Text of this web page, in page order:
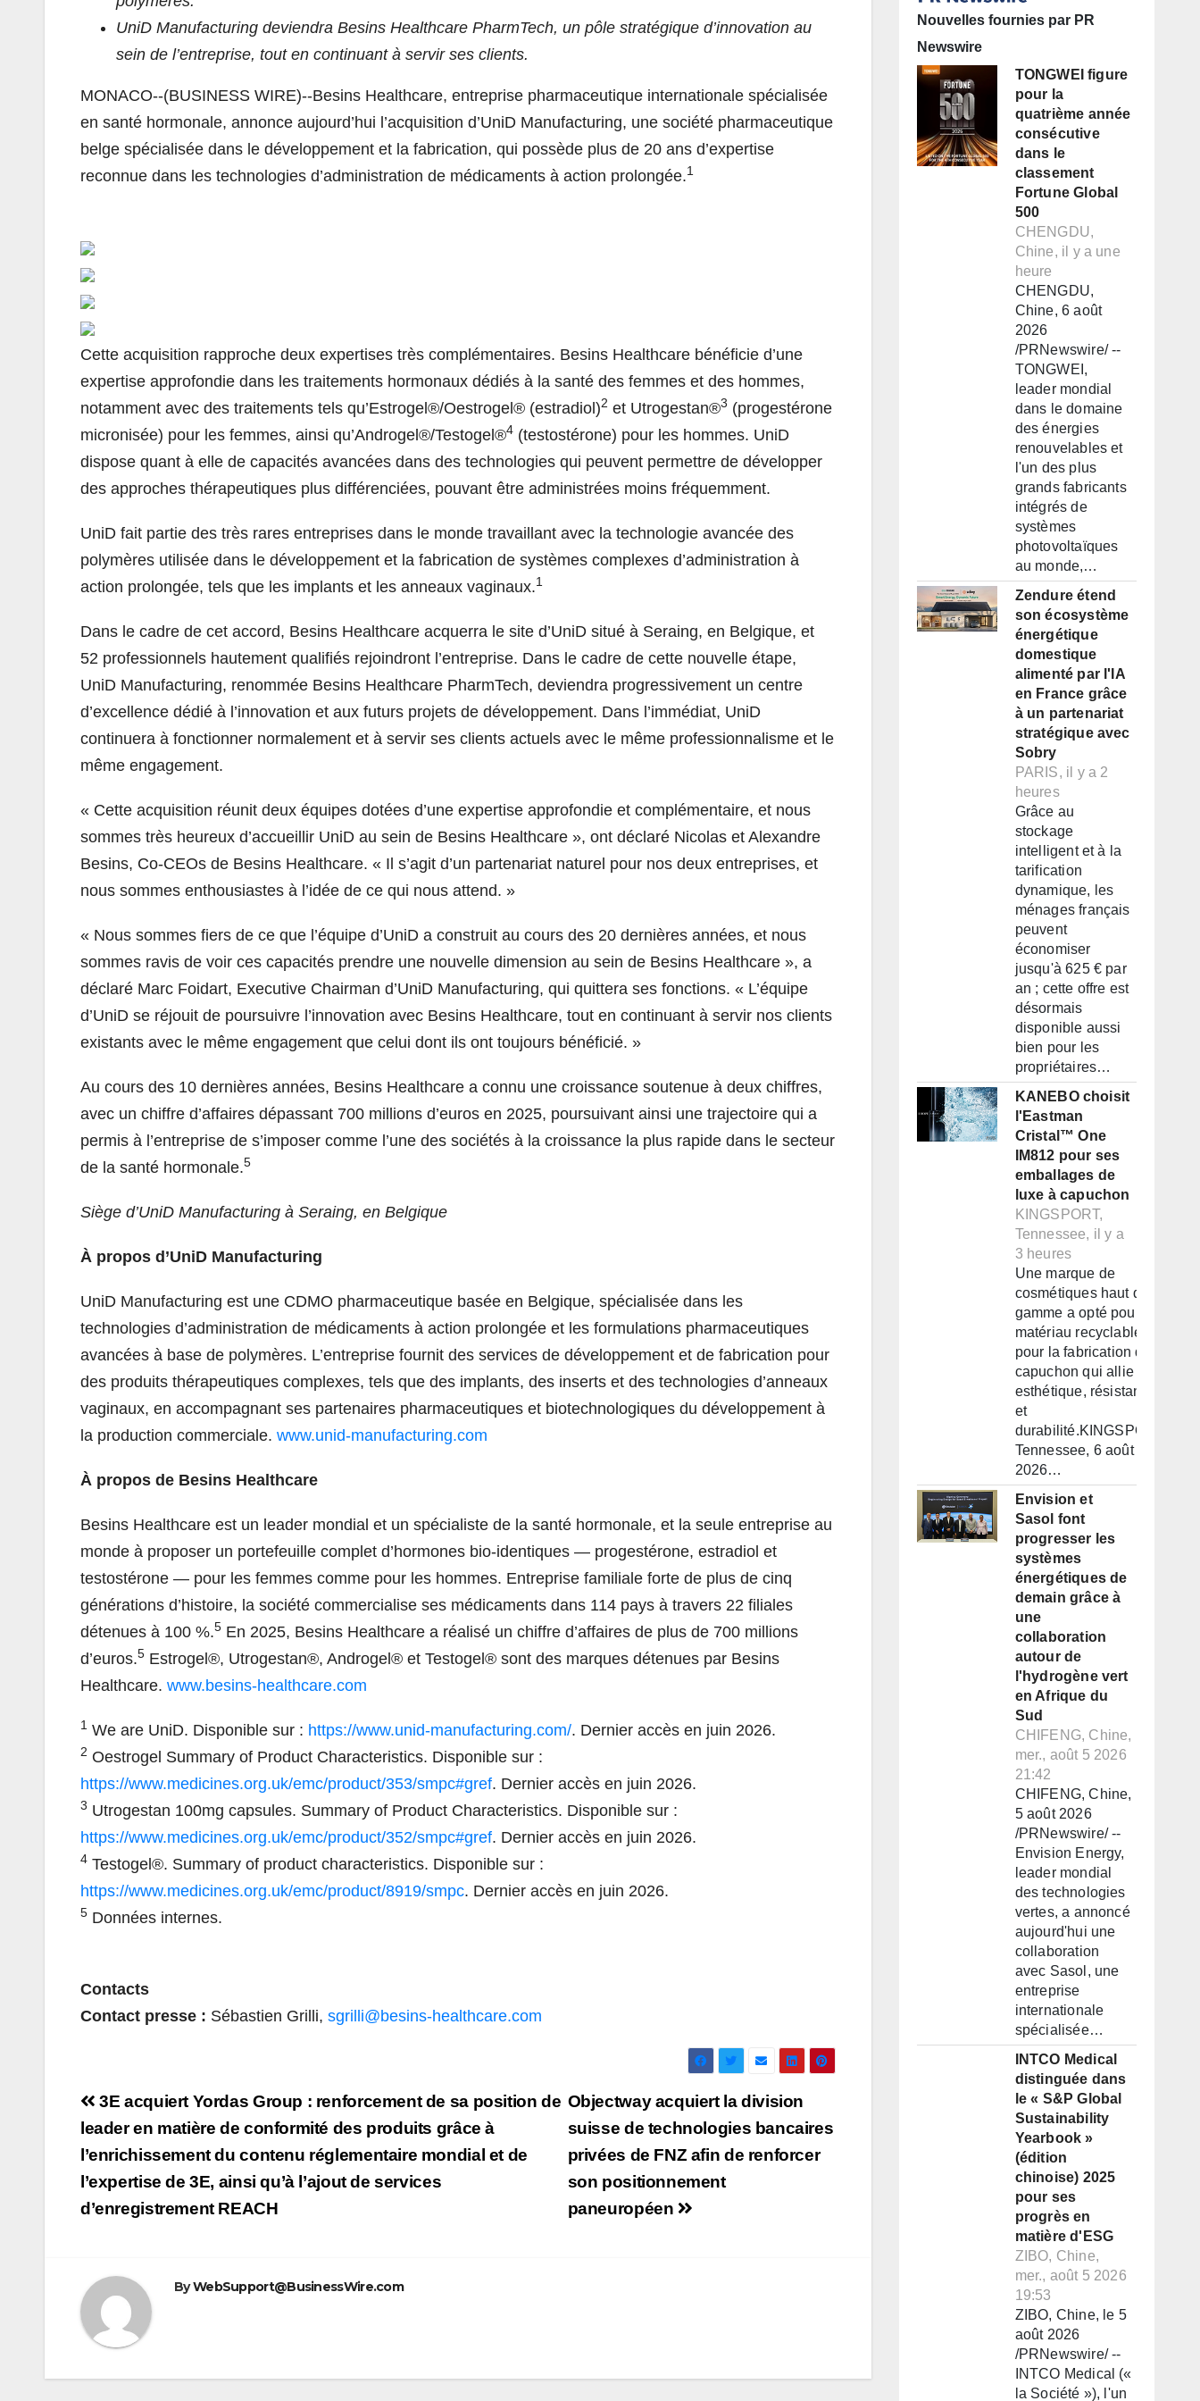
UniD Manufacturing deviendra Besins Healthcare PharmTech, un pôle stratégique d’innovation au
sein de l’entreprise, tout en continuant à servir ses clients.
MONACO--(BUSINESS WIRE)--Besins Healthcare, entreprise pharmaceutique internationale spécialisée
en santé hormonale, annonce aujourd’hui l’acquisition d’UniD Manufacturing, une société pharmaceutique
belge spécialisée dans le développement et la fabrication, qui possède plus de 20 ans d’expertise
reconnue dans les technologies d’administration de médicaments à action prolongée.1
Cette acquisition rapproche deux expertises très complémentaires. Besins Healthcare bénéficie d’une
expertise approfondie dans les traitements hormonaux dédiés à la santé des femmes et des hommes,
notamment avec des traitements tels qu’Estrogel®/Oestrogel® (estradiol)2 et Utrogestan®3 (progestérone
micronisée) pour les femmes, ainsi qu’Androgel®/Testogel®4 (testostérone) pour les hommes. UniD
dispose quant à elle de capacités avancées dans des technologies qui peuvent permettre de développer
des approches thérapeutiques plus différenciées, pouvant être administrées moins fréquemment.
UniD fait partie des très rares entreprises dans le monde travaillant avec la technologie avancée des
polymères utilisée dans le développement et la fabrication de systèmes complexes d’administration à
action prolongée, tels que les implants et les anneaux vaginaux.1
Dans le cadre de cet accord, Besins Healthcare acquerra le site d’UniD situé à Seraing, en Belgique, et
52 professionnels hautement qualifiés rejoindront l’entreprise. Dans le cadre de cette nouvelle étape,
UniD Manufacturing, renommée Besins Healthcare PharmTech, deviendra progressivement un centre
d’excellence dédié à l’innovation et aux futurs projets de développement. Dans l’immédiat, UniD
continuera à fonctionner normalement et à servir ses clients actuels avec le même professionnalisme et le
même engagement.
« Cette acquisition réunit deux équipes dotées d’une expertise approfondie et complémentaire, et nous
sommes très heureux d’accueillir UniD au sein de Besins Healthcare », ont déclaré Nicolas et Alexandre
Besins, Co-CEOs de Besins Healthcare. « Il s’agit d’un partenariat naturel pour nos deux entreprises, et
nous sommes enthousiastes à l’idée de ce qui nous attend. »
« Nous sommes fiers de ce que l’équipe d’UniD a construit au cours des 20 dernières années, et nous
sommes ravis de voir ces capacités prendre une nouvelle dimension au sein de Besins Healthcare », a
déclaré Marc Foidart, Executive Chairman d’UniD Manufacturing, qui quittera ses fonctions. « L’équipe
d’UniD se réjouit de poursuivre l’innovation avec Besins Healthcare, tout en continuant à servir nos clients
existants avec le même engagement que celui dont ils ont toujours bénéficié. »
Au cours des 10 dernières années, Besins Healthcare a connu une croissance soutenue à deux chiffres,
avec un chiffre d’affaires dépassant 700 millions d’euros en 2025, poursuivant ainsi une trajectoire qui a
permis à l’entreprise de s’imposer comme l’une des sociétés à la croissance la plus rapide dans le secteur
de la santé hormonale.5
Siège d’UniD Manufacturing à Seraing, en Belgique
À propos d’UniD Manufacturing
UniD Manufacturing est une CDMO pharmaceutique basée en Belgique, spécialisée dans les
technologies d’administration de médicaments à action prolongée et les formulations pharmaceutiques
avancées à base de polymères. L’entreprise fournit des services de développement et de fabrication pour
des produits thérapeutiques complexes, tels que des implants, des inserts et des technologies d’anneaux
vaginaux, en accompagnant ses partenaires pharmaceutiques et biotechnologiques du développement à
la production commerciale. www.unid-manufacturing.com
À propos de Besins Healthcare
Besins Healthcare est un leader mondial et un spécialiste de la santé hormonale, et la seule entreprise au
monde à proposer un portefeuille complet d’hormones bio-identiques — progestérone, estradiol et
testostérone — pour les femmes comme pour les hommes. Entreprise familiale forte de plus de cinq
générations d’histoire, la société commercialise ses médicaments dans 114 pays à travers 22 filiales
détenues à 100 %.5 En 2025, Besins Healthcare a réalisé un chiffre d’affaires de plus de 700 millions
d’euros.5 Estrogel®, Utrogestan®, Androgel® et Testogel® sont des marques détenues par Besins
Healthcare. www.besins-healthcare.com
1 We are UniD. Disponible sur : https://www.unid-manufacturing.com/. Dernier accès en juin 2026.
2 Oestrogel Summary of Product Characteristics. Disponible sur :
https://www.medicines.org.uk/emc/product/353/smpc#gref. Dernier accès en juin 2026.
3 Utrogestan 100mg capsules. Summary of Product Characteristics. Disponible sur :
https://www.medicines.org.uk/emc/product/352/smpc#gref. Dernier accès en juin 2026.
4 Testogel®. Summary of product characteristics. Disponible sur :
https://www.medicines.org.uk/emc/product/8919/smpc. Dernier accès en juin 2026.
5 Données internes.
Contacts
Contact presse : Sébastien Grilli, sgrilli@besins-healthcare.com
Navigation
de
l’article
Objectway acquiert la division
suisse de technologies bancaires
privées de FNZ afin de renforcer
son positionnement
paneuropéen
3E acquiert Yordas Group : renforcement de sa position de
leader en matière de conformité des produits grâce à
l’enrichissement du contenu réglementaire mondial et de
l’expertise de 3E, ainsi qu’à l’ajout de services
d’enregistrement REACH
ByWebSupport@BusinessWire.com
Nouvelles fournies par PR
Newswire
TONGWEI figure
pour la
quatrième année
consécutive
dans le
classement
Fortune Global
500
CHENGDU,
Chine, il y a une
heure
CHENGDU,
Chine, 6 août
2026
/PRNewswire/ --
TONGWEI,
leader mondial
dans le domaine
des énergies
renouvelables et
l'un des plus
grands fabricants
intégrés de
systèmes
photovoltaïques
au monde,…
Zendure étend
son écosystème
énergétique
domestique
alimenté par l'IA
en France grâce
à un partenariat
stratégique avec
Sobry
PARIS, il y a 2
heures
Grâce au
stockage
intelligent et à la
tarification
dynamique, les
ménages français
peuvent
économiser
jusqu'à 625 € par
an ; cette offre est
désormais
disponible aussi
bien pour les
propriétaires…
KANEBO choisit
l'Eastman
Cristal™ One
IM812 pour ses
emballages de
luxe à capuchon
KINGSPORT,
Tennessee, il y a
3 heures
Une marque de
cosmétiques haut de
gamme a opté pour un
matériau recyclable
pour la fabrication d'un
capuchon qui allie
esthétique, résistance
et
durabilité.KINGSPORT,
Tennessee, 6 août
2026…
Envision et
Sasol font
progresser les
systèmes
énergétiques de
demain grâce à
une
collaboration
autour de
l'hydrogène vert
en Afrique du
Sud
CHIFENG, Chine,
mer., août 5 2026
21:42
CHIFENG, Chine,
5 août 2026
/PRNewswire/ --
Envision Energy,
leader mondial
des technologies
vertes, a annoncé
aujourd'hui une
collaboration
avec Sasol, une
entreprise
internationale
spécialisée…
INTCO Medical
distinguée dans
le « S&P Global
Sustainability
Yearbook »
(édition
chinoise) 2025
pour ses
progrès en
matière d'ESG
ZIBO, Chine,
mer., août 5 2026
19:53
ZIBO, Chine, le 5
août 2026
/PRNewswire/ --
INTCO Medical («
la Société »), l'un